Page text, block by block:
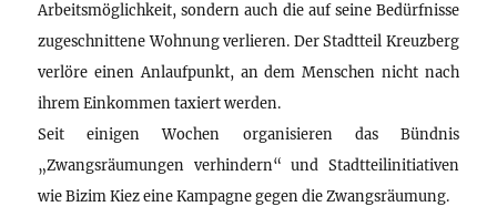
Arbeitsmöglichkeit, sondern auch die auf seine Bedürfnisse
zugeschnittene Wohnung verlieren. Der Stadtteil Kreuzberg
verlöre einen Anlaufpunkt, an dem Menschen nicht nach
ihrem Einkommen taxiert werden.
Seit einigen Wochen organisieren das Bündnis
„Zwangsräumungen verhindern“ und Stadtteilinitiativen
wie Bizim Kiez eine Kampagne gegen die Zwangsräumung.